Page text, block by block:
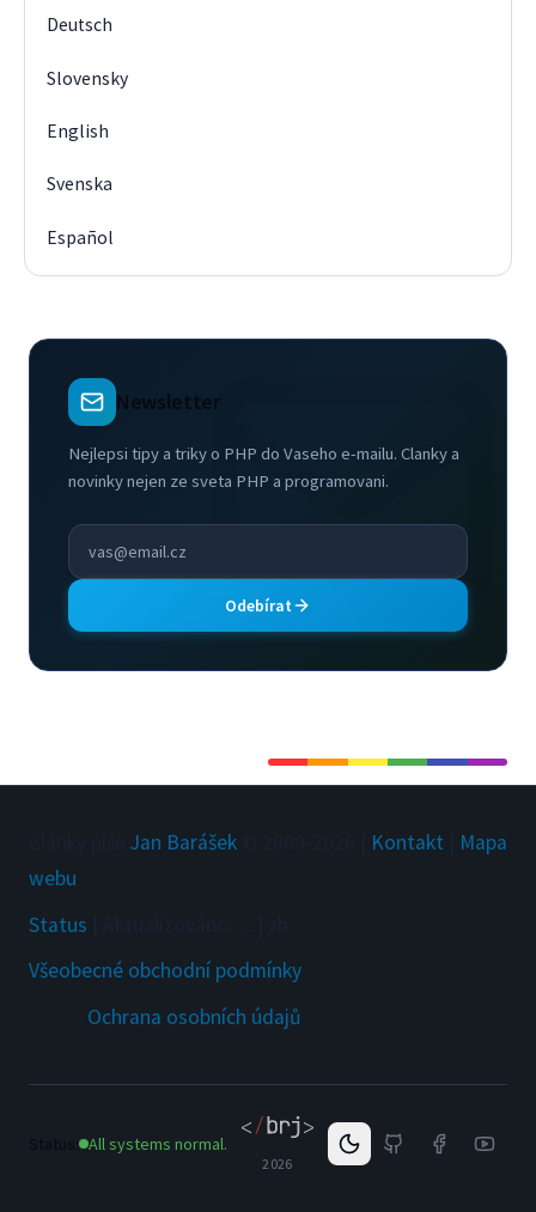
Deutsch
Slovensky
English
Svenska
Español
Newsletter
Nejlepsi tipy a triky o PHP do Vaseho e-mailu. Clanky a
novinky nejen ze sveta PHP a programovani.
Odebírat
Jan Barášek Kontakt
Mapa
webu
Status
Všeobecné obchodní podmínky
Ochrana osobních údajů
All systems normal.
2026